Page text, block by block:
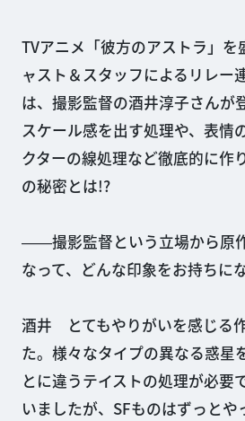
TVアニメ「彼方のアストラ」を
ャスト＆スタッフによるリレー
は、撮影監督の酒井淳子さんが
スケール感を出す処理や、表情
クターの線処理など徹底的に作
の秘密とは!?
――撮影監督という立場から原
なって、どんな印象をお持ちに
酒井 とてもやりがいを感じる
た。様々なタイプの異なる惑星
とに違うテイストの処理が必要
いましたが、SFものはずっとや